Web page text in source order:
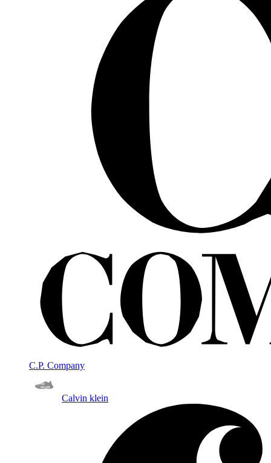
C.P. Company
Calvin klein